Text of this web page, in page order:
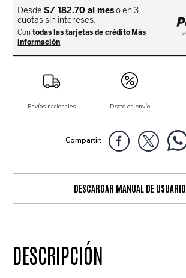
Envíos nacionales Dscto en envío
DESCARGAR MANUAL DE USUARIO